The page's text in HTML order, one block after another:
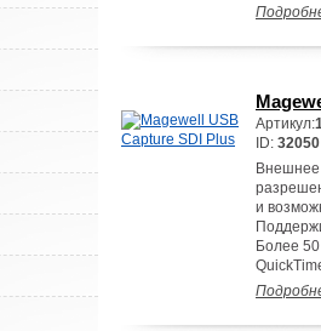
Артикул:
ID: 32050
Внешнее
и
Более